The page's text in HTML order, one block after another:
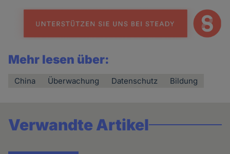
Mehr lesen über:
China Überwachung Datenschutz Bildung
Verwandte Artikel